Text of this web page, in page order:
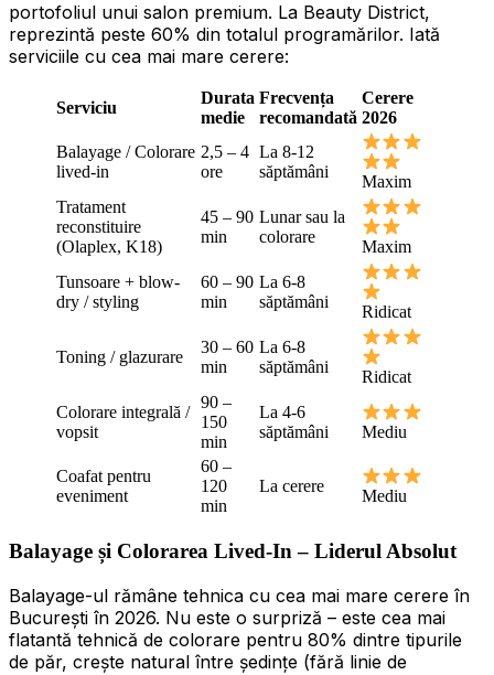
portofoliul unui salon premium. La Beauty District,
reprezintă peste 60% din totalul programărilor. Iată
serviciile cu cea mai mare cerere:
Serviciu
Durata
medie
Frecvența
recomandată
Cerere
2026
Balayage / Colorare
lived-in
2,5 – 4
ore
La 8-12
săptămâni
Maxim
Tratament
reconstituire
(Olaplex, K18)
45 – 90
min
Lunar sau la
colorare
Maxim
Tunsoare + blow-
dry / styling
60 – 90
min
La 6-8
săptămâni
Ridicat
Toning / glazurare
30 – 60
min
La 6-8
săptămâni
Ridicat
Colorare integrală /
vopsit
90 –
150
min
La 4-6
săptămâni
Mediu
Coafat pentru
eveniment
60 –
120
min
La cerere
Mediu
Balayage și Colorarea Lived-In – Liderul Absolut
Balayage-ul rămâne tehnica cu cea mai mare cerere în
București în 2026. Nu este o surpriză – este cea mai
flatantă tehnică de colorare pentru 80% dintre tipurile
de păr, crește natural între ședințe (fără linie de